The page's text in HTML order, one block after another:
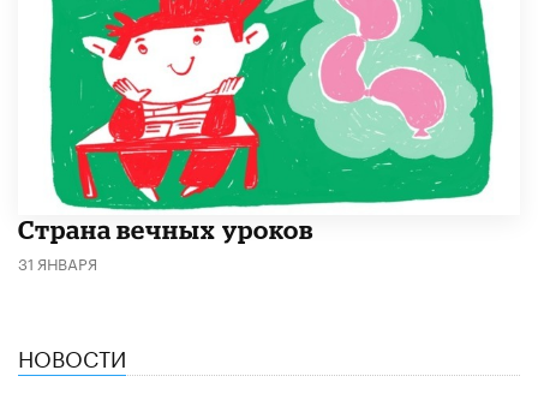
Страна вечных уроков
31 ЯНВАРЯ
НОВОСТИ